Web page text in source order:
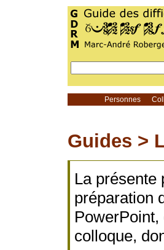
Personnes
Guides >
La présente
préparation
colloque,